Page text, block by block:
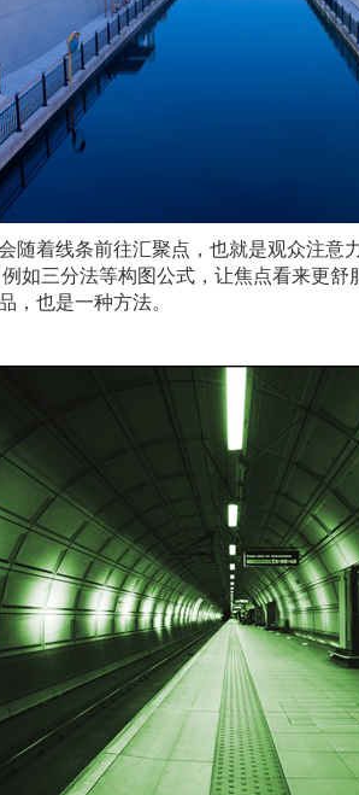
随着线条前往汇聚点，也就是观众注意
如三分法等构图公式，让焦点看来更
也是一种方法。